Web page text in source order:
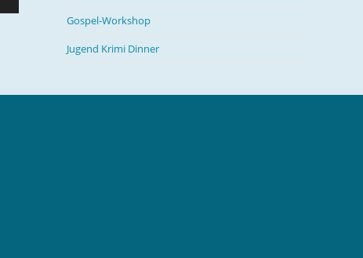
Gospel-Workshop
Jugend Krimi Dinner